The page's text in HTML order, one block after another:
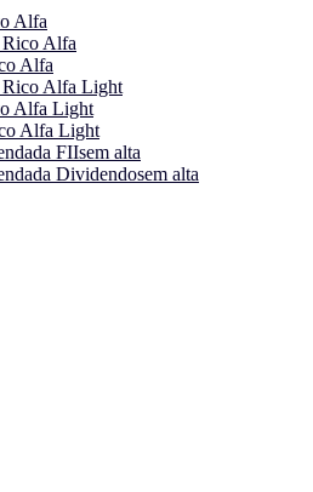
Alfa
Rico Alfa
Alfa
Rico Alfa Light
Alfa Light
Alfa Light
FIIsem alta
Dividendosem alta